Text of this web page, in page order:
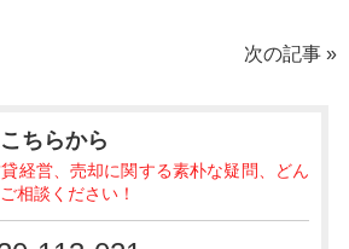
次の記事 »
ちらから
経営、売却に関する素朴な疑問、どん
相談ください！